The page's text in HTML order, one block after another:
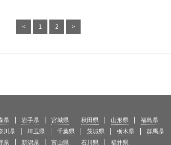
< 1 2 >
県 岩手県 宮城県 秋田県 山形県 福島県
川県 埼玉県 千葉県 茨城県 栃木県 群馬県
県 新潟県 富山県 石川県 福井県